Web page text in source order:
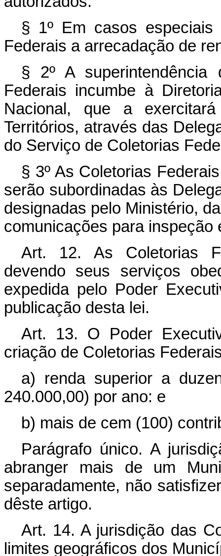
§ 1º Em casos
Federais a arrecadação de
§ 2º A
Federais incumbe à
Nacional, que a
Territórios, através das
do Serviço de Coletorias
§ 3º As Coletorias
serão subordinadas às
designadas pelo Ministério,
comunicações para inspeção
Art. 12. As Coletorias
devendo seus serviços
expedida pelo Poder
publicação desta lei.
Art. 13. O Poder
criação de Coletorias
a) renda superior a
240.000,00) por ano: e
b) mais de cem (100)
Parágrafo único. A
abranger mais de um
separadamente, não
dêste artigo.
Art. 14. A jurisdição das
limites geográficos dos